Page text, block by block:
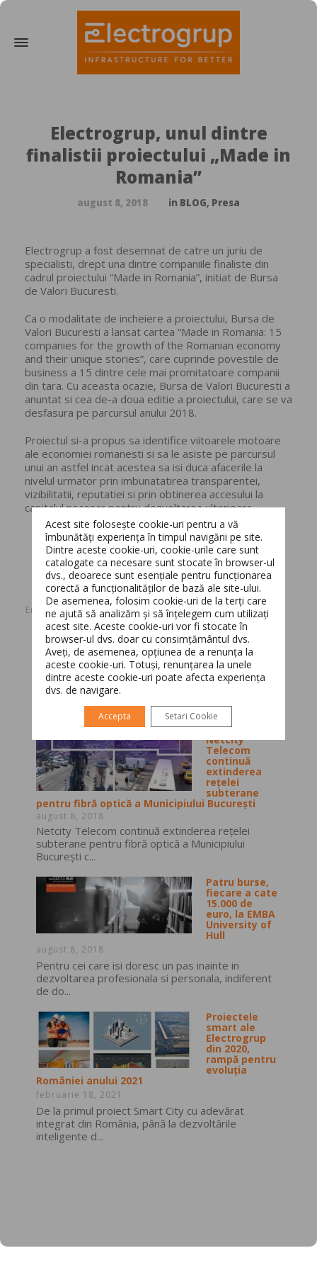
Electrogrup, unul dintre
finalistii proiectului „Made in
Romania”
august 8, 2018 in BLOG, Presa
Electrogrup a fost desemnat de catre un juriu de
specialisti, drept una dintre companiile finaliste din
cadrul proiectului “Made in Romania”, initiat de Bursa
de Valori Bucuresti.
Ca o modalitate de incheiere a proiectului, Bursa de
Valori Bucuresti a lansat cartea “Made in Romania: 15
companies for the growth of the Romanian economy
and their unique stories”, care cuprinde povestile de
business a 15 dintre cele mai promitatoare companii
din tara. Cu aceasta ocazie, Bursa de Valori Bucuresti a
anuntat si cea de-a doua editie a proiectului, care se va
desfasura pe parcursul anului 2018.
Proiectul si-a propus sa identifice viitoarele motoare
ale economiei romanesti si sa le asiste pe parcursul
unui an astfel incat acestea sa isi duca afacerile la
nivelul urmator prin imbunatatirea transparentei,
vizibilitatii, reputatiei si prin obtinerea accesului la
capitalul necesar pentru dezvoltarea ulterioara.
Energy Global news
Cele mai citite
Netcity
Telecom
continuă
extinderea
rețelei
subterane
pentru fibră optică a Municipiului București
august 8, 2018
Netcity Telecom continuă extinderea rețelei
subterane pentru fibră optică a Municipiului
București c...
Patru burse,
fiecare a cate
15.000 de
euro, la EMBA
University of
Hull
august 8, 2018
Pentru cei care isi doresc un pas inainte in
dezvoltarea profesionala si personala, indiferent
de do...
Proiectele
smart ale
Electrogrup
din 2020,
rampă pentru
evoluția
României anului 2021
februarie 18, 2021
De la primul proiect Smart City cu adevărat
integrat din România, până la dezvoltările
inteligente d...
Switch The Language
Română English
Acest site folosește cookie-uri pentru a vă
îmbunătăți experiența în timpul navigării pe site.
Dintre aceste cookie-uri, cookie-urile care sunt
catalogate ca necesare sunt stocate în browser-ul
dvs., deoarece sunt esențiale pentru funcționarea
corectă a funcționalităților de bază ale site-ului.
De asemenea, folosim cookie-uri de la terți care
ne ajută să analizăm și să înțelegem cum utilizați
acest site. Aceste cookie-uri vor fi stocate în
browser-ul dvs. doar cu consimțământul dvs.
Aveți, de asemenea, opțiunea de a renunța la
aceste cookie-uri. Totuși, renunțarea la unele
dintre aceste cookie-uri poate afecta experiența
dvs. de navigare.
Accepta Setari Cookie